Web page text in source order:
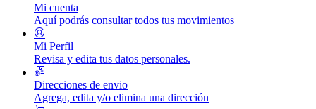
Mi cuenta
Aquí podrás consultar todos tus movimientos
Mi Perfil
Revisa y edita tus datos personales.
Direcciones de envio
Agrega, edita y/o elimina una dirección